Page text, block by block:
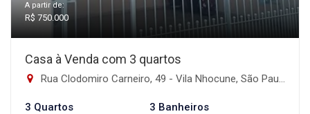
A partir de:
R$ 750.000
Casa à Venda com 3 quartos
Rua Clodomiro Carneiro, 49 - Vila Nhocune, São Paulo-SP
3 Quartos 3 Banheiros